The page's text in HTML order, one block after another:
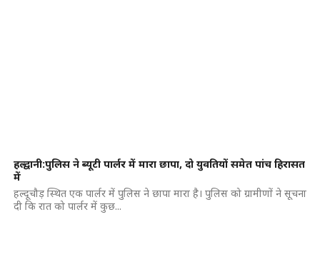
हल्द्वानी:पुलिस ने ब्यूटी पार्लर में मारा छापा, दो युवतियों समेत पांच हिरासत
में
हल्दूचौड़ स्थित एक पार्लर में पुलिस ने छापा मारा है। पुलिस को ग्रामीणों ने सूचना
दी कि रात को पार्लर में कुछ...